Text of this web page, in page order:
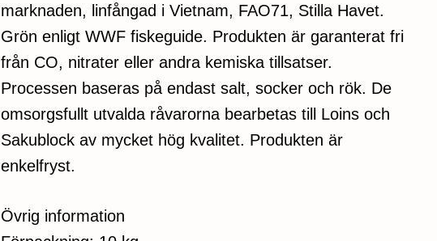
marknaden, linfångad i Vietnam, FAO71, Stilla Havet.
Grön enligt WWF fiskeguide. Produkten är garanterat fri
från CO, nitrater eller andra kemiska tillsatser.
Processen baseras på endast salt, socker och rök. De
omsorgsfullt utvalda råvarorna bearbetas till Loins och
Sakublock av mycket hög kvalitet. Produkten är
enkelfryst.
Övrig information